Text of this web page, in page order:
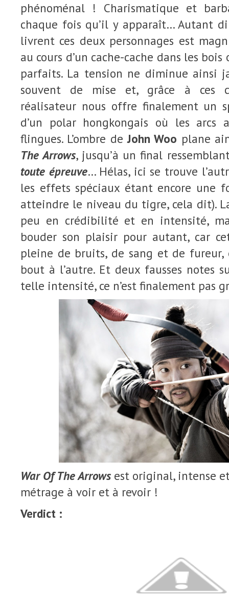
phénoménal ! Charismatique et
chaque fois qu’il y apparaît… Autant
livrent ces deux personnages est
au cours d’un cache-cache dans les
parfaits. La tension ne diminue ainsi
souvent de mise et, grâce à ces
réalisateur nous offre finalement un
d’un polar hongkongais où les arcs
flingues. L’ombre deJohn Woo plane
The Arrows, jusqu’à un final
toute épreuve… Hélas, ici se trouve
les effets spéciaux étant encore une
atteindre le niveau du tigre, cela dit).
peu en crédibilité et en intensité,
bouder son plaisir pour autant, car
pleine de bruits, de sang et de fureur,
bout à l’autre. Et deux fausses notes
telle intensité, ce n’est finalement pas
War Of The Arrows est original, intense
métrage à voir et à revoir !
Verdict :